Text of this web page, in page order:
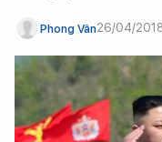
Phong Vân26/04/